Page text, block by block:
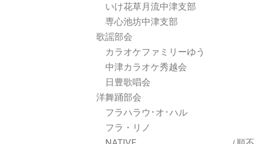
いけ花草月流中津支部
専心池坊中津支部
歌謡部会
カラオケファミリーゆう
中津カラオケ秀越会
日豊歌唱会
洋舞踊部会
フラハラウ･オ･ハル
フラ・リノ